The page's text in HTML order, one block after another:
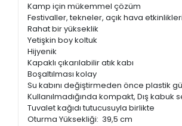
Kamp için mükemmel çözüm
Festivaller, tekneler, açık hava
Rahat bir yükseklik
Yetişkin boy koltuk
Hijyenik
Kapaklı çıkarılabilir atık kabı
Boşaltılması kolay
Su kabını değiştirmeden önce plastik
Kullanılmadığında kompakt, Dış
Tuvalet kağıdı tutucusuyla birlikte
Oturma Yüksekliği: 39,5 cm